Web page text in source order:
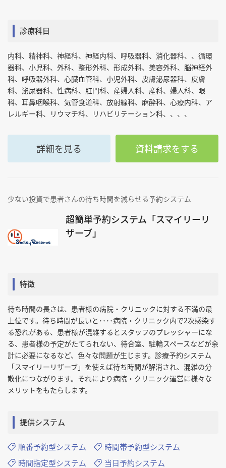
診療科目
内科、精神科、神経科、神経内科、呼吸器科、消化器科、、循環
器科、小児科、外科、整形外科、形成外科、美容外科、脳神経外
科、呼吸器外科、心臓血管科、小児外科、皮膚泌尿器科、皮膚
科、泌尿器科、性病科、肛門科、産婦人科、産科、婦人科、眼
科、耳鼻咽喉科、気管食道科、放射線科、麻酔科、心療内科、ア
レルギー科、リウマチ科、リハビリテーション科、、、、
詳細を見る 資料請求をする
少ない投資で患者さんの待ち時間を減らせる予約システム
超簡単予約システム「スマイリーリ
ザーブ」
特徴
待ち時間の長さは、患者様の病院・クリニックに対する不満の最
上位です。待ち時間が長いと････病院・クリニック内で2次感染す
る恐れがある、患者様が混雑するとスタッフのプレッシャーにな
る、患者様の予定がたてられない、待合室、駐輪スペースなどが余
計に必要になるなど、色々な問題が生じます。診療予約システム
「スマイリーリザーブ」を使えば待ち時間が解消され、混雑の分
散化につながります。それにより病院・クリニック運営に様々な
メリットをもたらします。
提供システム
順番予約型システム
時間帯予約型システム
時間指定型システム
当日予約システム